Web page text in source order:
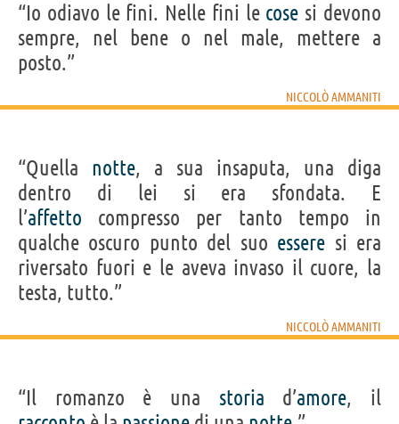
“Io odiavo le fini. Nelle fini le cose si devono
sempre, nel bene o nel male, mettere a
posto.”
NICCOLÒ AMMANITI
“Quella notte, a sua insaputa, una diga
dentro di lei si era sfondata. E
l’affetto compresso per tanto tempo in
qualche oscuro punto del suo essere si era
riversato fuori e le aveva invaso il cuore, la
testa, tutto.”
NICCOLÒ AMMANITI
“Il romanzo è una storia d’amore, il